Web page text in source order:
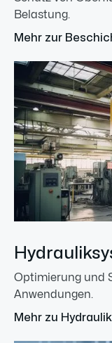
Belastung.
Mehr zur
Optimierung und
Anwendungen.
Mehr zu